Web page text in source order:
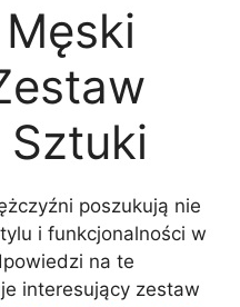
poszukują nie
i funkcjonalności w
na te
interesujący zestaw